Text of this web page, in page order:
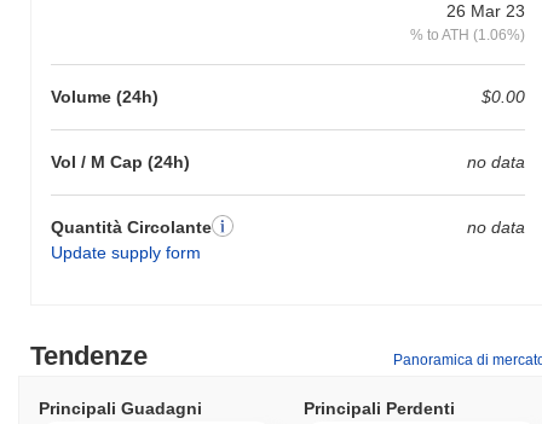
26 Mar 23
% to ATH (1.06%)
Volume (24h) $0.00
Vol / M Cap (24h) no data
Quantità Circolante
Update supply form
no data
Tendenze Panoramica di
Principali Guadagni Principali Perdenti